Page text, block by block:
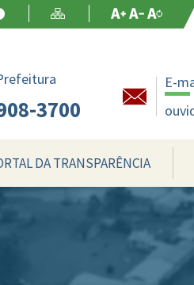
o Conteúdo
Alto ContrasteMapa do Site
3700
E-
DA TRANSPARÊNCIA